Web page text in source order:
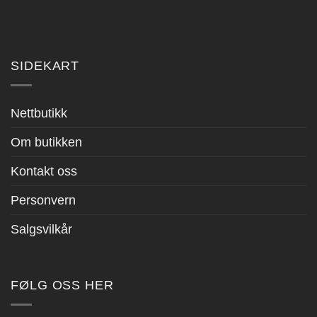
SIDEKART
Nettbutikk
Om butikken
Kontakt oss
Personvern
Salgsvilkår
FØLG OSS HER